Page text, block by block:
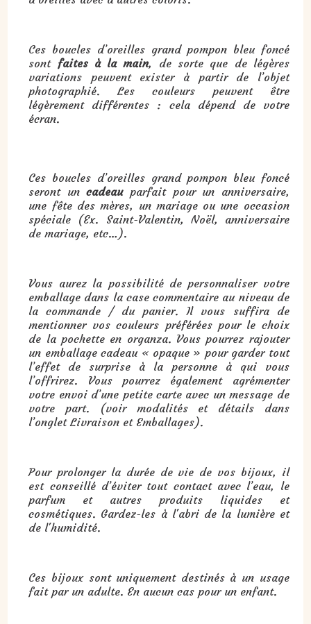
Ces boucles d’oreilles grand pompon bleu foncé
sont faites à la main, de sorte que de légères
variations peuvent exister à partir de l’objet
photographié. Les couleurs peuvent être
légèrement différentes : cela dépend de votre
écran.
Ces boucles d’oreilles grand pompon bleu foncé
seront uncadeauparfait pour un anniversaire,
une fête des mères, un mariage ou une occasion
spéciale (Ex. Saint-Valentin, Noël, anniversaire
de mariage, etc…).
Vous aurez la possibilité de personnaliser votre
emballage dans la case commentaire au niveau de
la commande / du panier. Il vous suffira de
mentionner vos couleurs préférées pour le choix
de la pochette en organza. Vous pourrez rajouter
un emballage cadeau « opaque » pour garder tout
l’effet de surprise à la personne à qui vous
l’offrirez. Vous pourrez également agrémenter
votre envoi d’une petite carte avec un message de
votre part. (voir modalités et détails dans
l’onglet Livraison et Emballages).
Pour prolonger la durée de vie de vos bijoux, il
est conseillé d’éviter tout contact avec l’eau, le
parfum et autres produits liquides et
cosmétiques. Gardez-les à l'abri de la lumière et
de l'humidité.
Ces bijoux sont uniquement destinés à un usage
fait par un adulte. En aucun cas pour un enfant.